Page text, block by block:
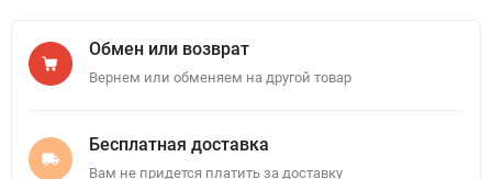
Обмен или возврат
Вернем или обменяем на другой товар
Бесплатная доставка
Вам не придется платить за доставку